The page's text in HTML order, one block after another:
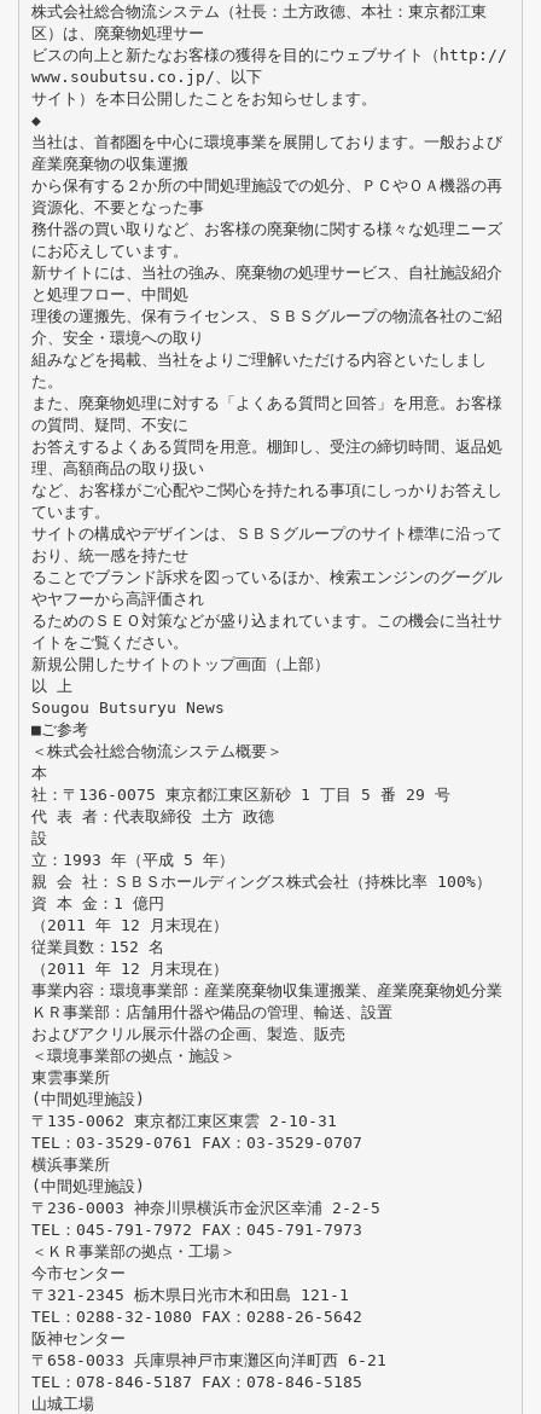
株式会社総合物流システム（社長：土方政德、本社：東京都江東
区）は、廃棄物処理サー
ビスの向上と新たなお客様の獲得を目的にウェブサイト（http://
www.soubutsu.co.jp/、以下
サイト）を本日公開したことをお知らせします。
◆
当社は、首都圏を中心に環境事業を展開しております。一般および
産業廃棄物の収集運搬
から保有する２か所の中間処理施設での処分、ＰＣやＯＡ機器の再
資源化、不要となった事
務什器の買い取りなど、お客様の廃棄物に関する様々な処理ニーズ
にお応えしています。
新サイトには、当社の強み、廃棄物の処理サービス、自社施設紹介
と処理フロー、中間処
理後の運搬先、保有ライセンス、ＳＢＳグループの物流各社のご紹
介、安全・環境への取り
組みなどを掲載、当社をよりご理解いただける内容といたしまし
た。
また、廃棄物処理に対する「よくある質問と回答」を用意。お客様
の質問、疑問、不安に
お答えするよくある質問を用意。棚卸し、受注の締切時間、返品処
理、高額商品の取り扱い
など、お客様がご心配やご関心を持たれる事項にしっかりお答えし
ています。
サイトの構成やデザインは、ＳＢＳグループのサイト標準に沿って
おり、統一感を持たせ
ることでブランド訴求を図っているほか、検索エンジンのグーグル
やヤフーから高評価され
るためのＳＥＯ対策などが盛り込まれています。この機会に当社サ
イトをご覧ください。
新規公開したサイトのトップ画面（上部）
以 上
Sougou Butsuryu News
■ご参考
＜株式会社総合物流システム概要＞
本
社：〒136-0075 東京都江東区新砂 1 丁目 5 番 29 号
代 表 者：代表取締役 土方 政德
設
立：1993 年（平成 5 年）
親 会 社：ＳＢＳホールディングス株式会社（持株比率 100%）
資 本 金：1 億円
（2011 年 12 月末現在）
従業員数：152 名
（2011 年 12 月末現在）
事業内容：環境事業部：産業廃棄物収集運搬業、産業廃棄物処分業
ＫＲ事業部：店舗用什器や備品の管理、輸送、設置
およびアクリル展示什器の企画、製造、販売
＜環境事業部の拠点・施設＞
東雲事業所
(中間処理施設)
〒135-0062 東京都江東区東雲 2-10-31
TEL：03-3529-0761 FAX：03-3529-0707
横浜事業所
(中間処理施設)
〒236-0003 神奈川県横浜市金沢区幸浦 2-2-5
TEL：045-791-7972 FAX：045-791-7973
＜ＫＲ事業部の拠点・工場＞
今市センター
〒321-2345 栃木県日光市木和田島 121-1
TEL：0288-32-1080 FAX：0288-26-5642
阪神センター
〒658-0033 兵庫県神戸市東灘区向洋町西 6-21
TEL：078-846-5187 FAX：078-846-5185
山城工場